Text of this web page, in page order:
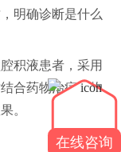
明确诊断是什么
积液患者，采用
合药物治疗和物
。
在线咨询